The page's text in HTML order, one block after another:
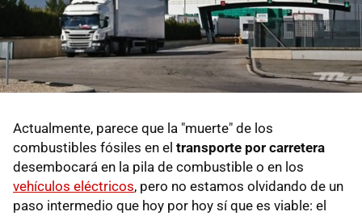
Actualmente, parece que la "muerte" de los
combustibles fósiles en el transporte por carretera
desembocará en la pila de combustible o en los
vehículos eléctricos, pero no estamos olvidando de un
paso intermedio que hoy por hoy sí que es viable: el